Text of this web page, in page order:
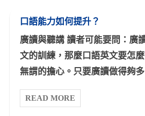
口語能力如何提升？
廣讀與聽講 讀者可能要問：廣
文的訓練，那麼口語英文要怎
無謂的擔心。只要廣讀做得夠
READ MORE